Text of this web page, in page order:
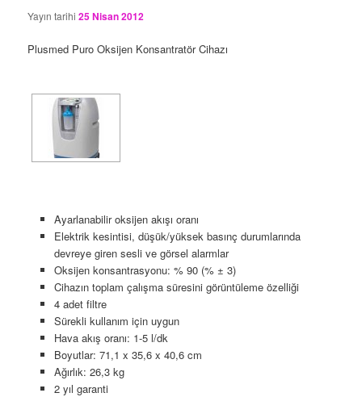
Yayın tarihi25 Nisan 2012
Plusmed Puro Oksijen Konsantratör Cihazı
Ayarlanabilir oksijen akışı oranı
Elektrik kesintisi, düşük/yüksek basınç durumlarında
devreye giren sesli ve görsel alarmlar
Oksijen konsantrasyonu: % 90 (% ± 3)
Cihazın toplam çalışma süresini görüntüleme özelliği
4 adet filtre
Sürekli kullanım için uygun
Hava akış oranı: 1-5 l/dk
Boyutlar: 71,1 x 35,6 x 40,6 cm
Ağırlık: 26,3 kg
2 yıl garanti